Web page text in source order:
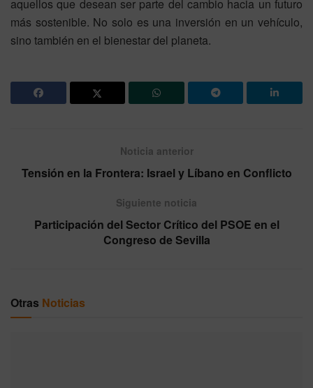
aquellos que desean ser parte del cambio hacia un futuro
más sostenible. No solo es una inversión en un vehículo,
sino también en el bienestar del planeta.
Noticia anterior
Tensión en la Frontera: Israel y Líbano en Conflicto
Siguiente noticia
Participación del Sector Crítico del PSOE en el
Congreso de Sevilla
Otras Noticias